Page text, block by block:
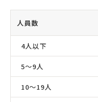
人員数
4人以下
5〜9人
10〜19人